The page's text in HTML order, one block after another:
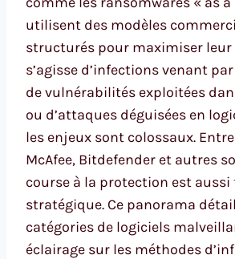
utilisent des modèles
structurés pour maximiser leur
s’agisse d’infections venant
de vulnérabilités exploitées
ou d’attaques déguisées en
les enjeux sont colossaux.
McAfee, Bitdefender et autres
course à la protection est
stratégique. Ce panorama
catégories de logiciels
éclairage sur les méthodes